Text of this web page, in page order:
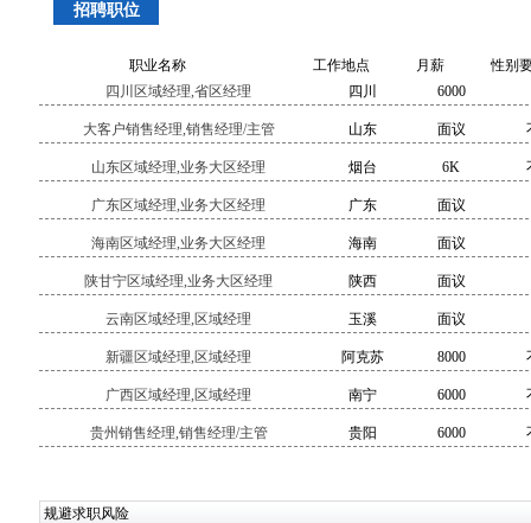
招聘职位
职业名称 工作地点 月薪
性别
四川区域经理,省区经理
四川 6000
大客户销售经理,销售经理/主管 山东 面议
山东区域经理,业务大区经理 烟台 6K
广东区域经理,业务大区经理 广东 面议
海南区域经理,业务大区经理 海南 面议
陕甘宁区域经理,业务大区经理 陕西 面议
云南区域经理,区域经理 玉溪 面议
新疆区域经理,区域经理 阿克苏 8000
广西区域经理,区域经理 南宁 6000
贵州销售经理,销售经理/主管 贵阳 6000
规避求职风险